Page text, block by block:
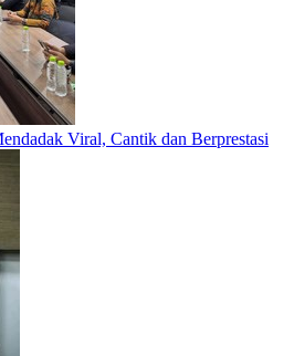
Viral, Cantik dan Berprestasi